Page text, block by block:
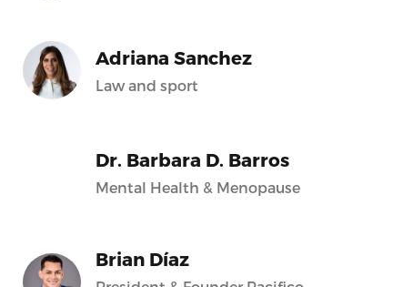
Adriana Sanchez
Law and sport
Dr. Barbara D. Barros
Mental Health & Menopause
Brian Díaz